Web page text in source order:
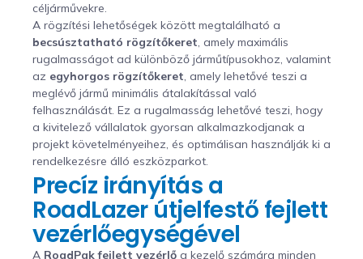
céljárművekre.
A rögzítési lehetőségek között megtalálható a
becsúsztatható rögzítőkeret, amely maximális
rugalmasságot ad különböző járműtípusokhoz, valamint
az egyhorgos rögzítőkeret, amely lehetővé teszi a
meglévő jármű minimális átalakítással való
felhasználását. Ez a rugalmasság lehetővé teszi, hogy
a kivitelező vállalatok gyorsan alkalmazkodjanak a
projekt követelményeihez, és optimálisan használják ki a
rendelkezésre álló eszközparkot.
Precíz irányítás a
RoadLazer útjelfestő fejlett
vezérlőegységével
A RoadPak fejlett vezérlő a kezelő számára minden